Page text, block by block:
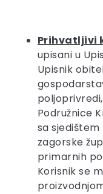
Prihvatljivi
upisani u
Upisnik
Podružnice
sa
zagorske
primarnih
Korisnik se